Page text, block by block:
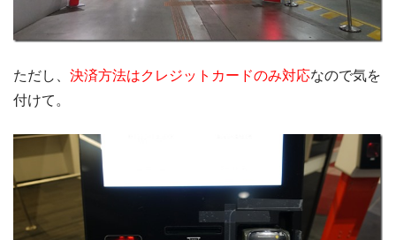
ただし、 決済方法はクレジットカードのみ対応なので気を
付けて。